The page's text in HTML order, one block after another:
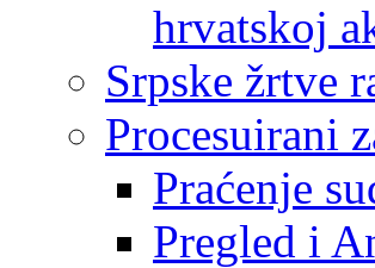
hrvatskoj
Srpske žrtve
Procesuirani
Praćenje
Pregled i